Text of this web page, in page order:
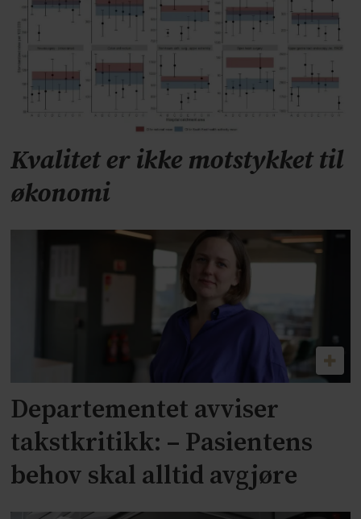
Kvalitet er ikke motstykket til
økonomi
Departementet avviser
takstkritikk: – Pasientens
behov skal alltid avgjøre